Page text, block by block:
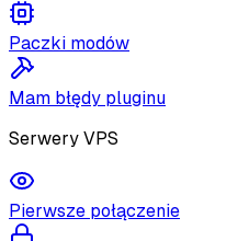
Paczki modów
Mam błędy pluginu
Serwery VPS
Pierwsze połączenie